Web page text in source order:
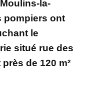
la-
pompiers ont
le
situé rue des
de 120 m²